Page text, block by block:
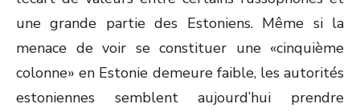
une grande partie des Estoniens. Même si la
menace de voir se constituer une «cinquième
colonne» en Estonie demeure faible, les autorités
estoniennes semblent aujourd’hui prendre